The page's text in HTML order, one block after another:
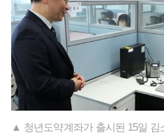
▲ 청년도약계좌가 출시된 15일